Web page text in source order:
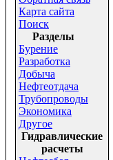
Карта сайта
Поиск
Раздeлы
Бурение
Разработка
Добыча
Нефтеотдача
Трубопроводы
Экономика
Другое
Гидравлические
расчеты